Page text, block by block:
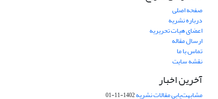
صفحه اصلی
درباره نشریه
اعضای هیات تحریریه
ارسال مقاله
تماس با ما
نقشه سایت
آخرین اخبار
مشابهت‌یابی مقالات نشریه1402-11-01